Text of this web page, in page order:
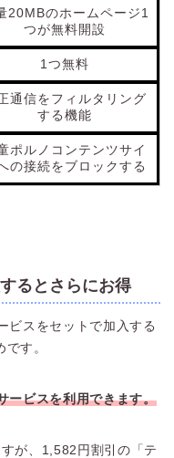
20MBのホームページ1
つが無料開設
1つ無料
通信をフィルタリング
する機能
ポルノコンテンツサイ
の接続をブロックする
るとさらにお得
ビスをセットで加入する
す。
ービスを利用できます。
が、1,582円割引の「テ